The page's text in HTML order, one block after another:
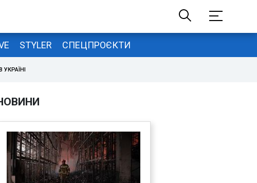
STYLER СПЕЦПРОЄКТИ
УКРАЇНІ